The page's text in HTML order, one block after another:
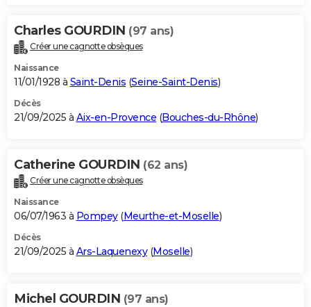
Charles GOURDIN (97 ans)
Créer une cagnotte obsèques
Naissance
11/01/1928 à Saint-Denis (Seine-Saint-Denis)
Décès
21/09/2025 à Aix-en-Provence (Bouches-du-Rhône)
Catherine GOURDIN (62 ans)
Créer une cagnotte obsèques
Naissance
06/07/1963 à Pompey(Meurthe-et-Moselle)
Décès
21/09/2025 à Ars-Laquenexy(Moselle)
Michel GOURDIN (97 ans)